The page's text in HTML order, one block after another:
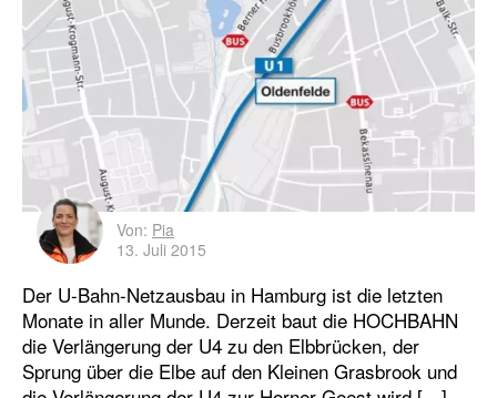
Von: Pia
13. Juli 2015
Der U-Bahn-Netzausbau in Hamburg ist die letzten
Monate in aller Munde. Derzeit baut die HOCHBAHN
die Verlängerung der U4 zu den Elbbrücken, der
Sprung über die Elbe auf den Kleinen Grasbrook und